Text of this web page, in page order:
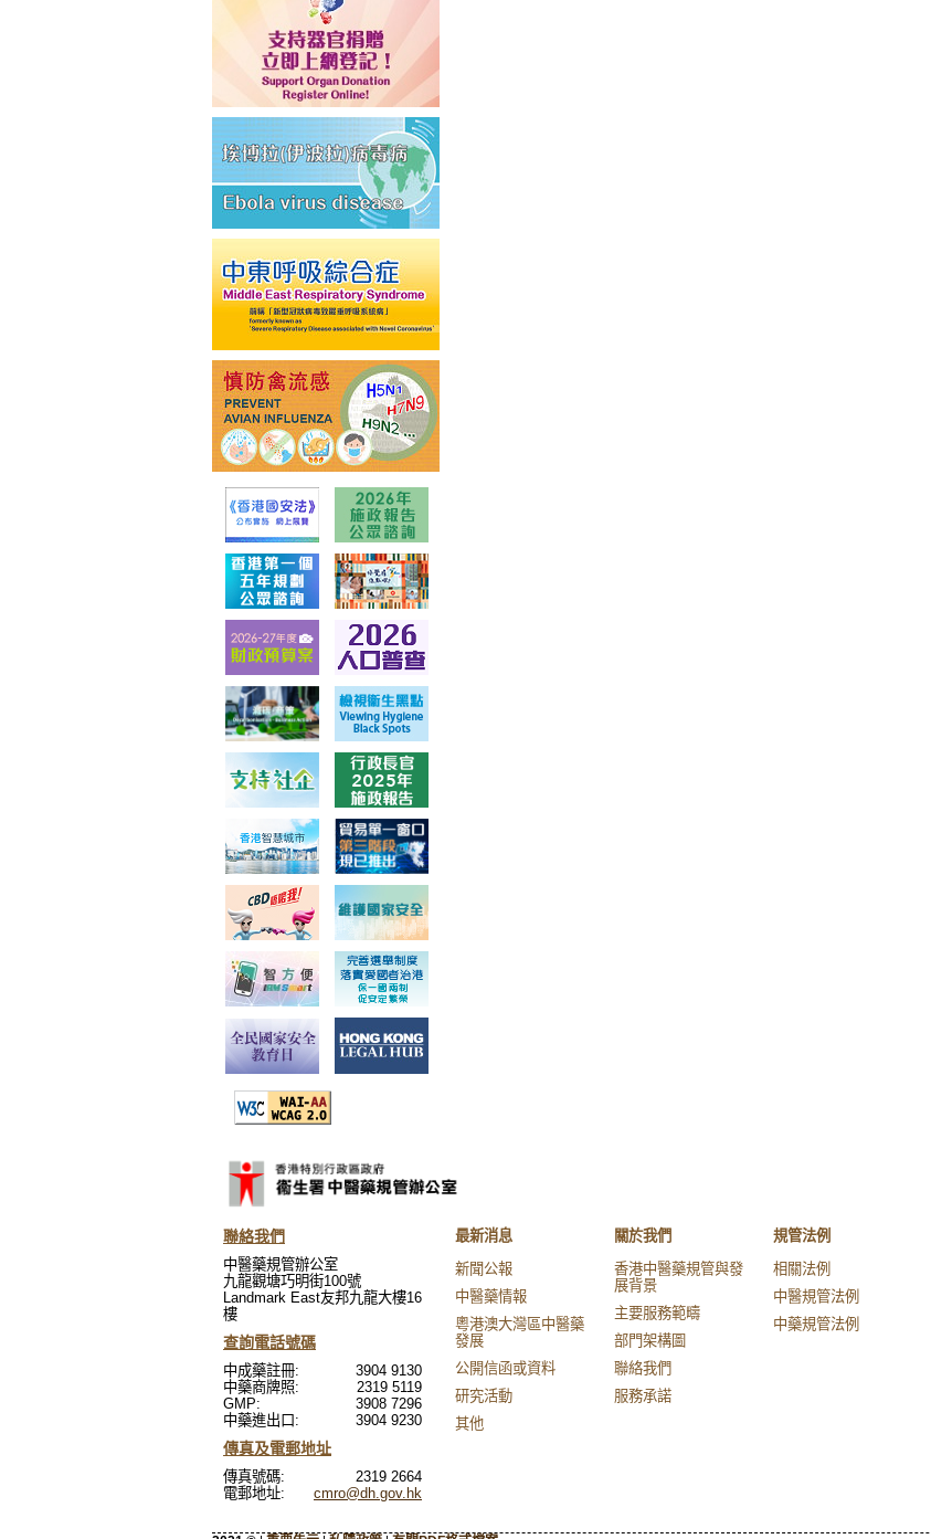
聯絡我們
中醫藥規管辦公室
九龍觀塘巧明街100號
Landmark East友邦九龍大樓16
樓
查詢電話號碼
中成藥註冊:
3904 9130
中藥商牌照:
2319 5119
GMP:
3908 7296
中藥進出口:
3904 9230
傳真及電郵地址
傳真號碼:
2319 2664
電郵地址:
cmro@dh.gov.hk
最新消息
新聞公報
中醫藥情報
粵港澳大灣區中醫藥
發展
公開信函或資料
研究活動
其他
關於我們
香港中醫藥規管與發
展背景
主要服務範疇
部門架構圖
聯絡我們
服務承諾
規管法例
相關法例
中醫規管法例
中藥規管法例